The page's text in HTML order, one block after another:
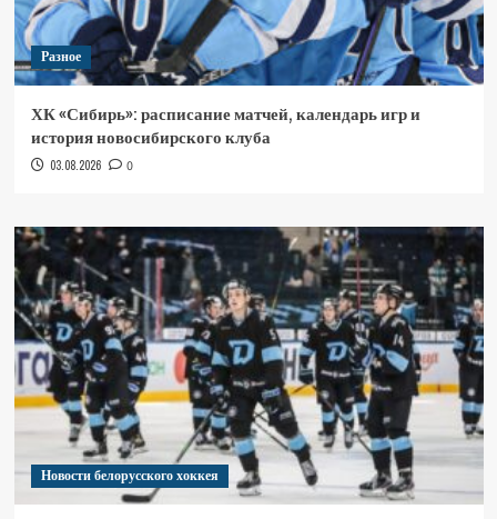
Разное
ХК «Сибирь»: расписание матчей, календарь игр и
история новосибирского клуба
03.08.2026 0
Новости белорусского хоккея